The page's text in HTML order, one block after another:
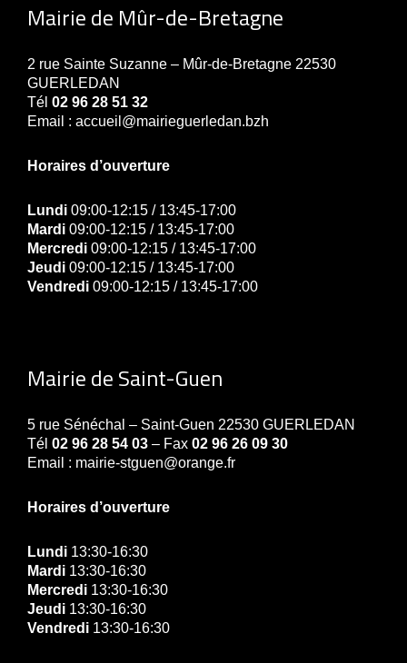
Mairie de Mûr-de-Bretagne
2 rue Sainte Suzanne – Mûr-de-Bretagne 22530
GUERLEDAN
Tél 02 96 28 51 32
Email : accueil@mairieguerledan.bzh
Horaires d’ouverture
Lundi 09:00-12:15 / 13:45-17:00
Mardi 09:00-12:15 / 13:45-17:00
Mercredi 09:00-12:15 / 13:45-17:00
Jeudi 09:00-12:15 / 13:45-17:00
Vendredi 09:00-12:15 / 13:45-17:00
Mairie de Saint-Guen
5 rue Sénéchal – Saint-Guen 22530 GUERLEDAN
Tél 02 96 28 54 03 – Fax 02 96 26 09 30
Email : mairie-stguen@orange.fr
Horaires d’ouverture
Lundi 13:30-16:30
Mardi 13:30-16:30
Mercredi 13:30-16:30
Jeudi 13:30-16:30
Vendredi 13:30-16:30